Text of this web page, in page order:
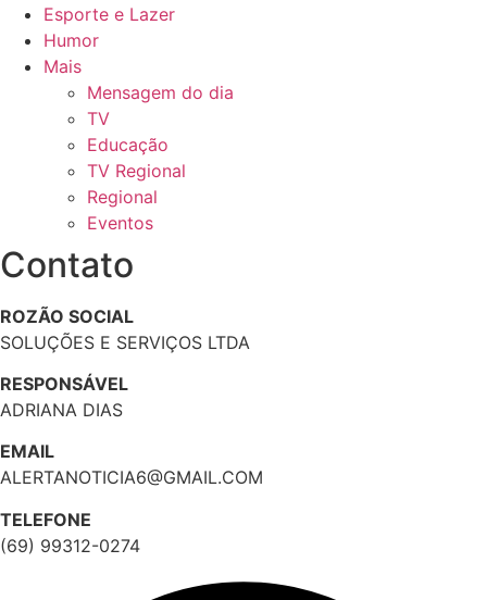
Esporte e Lazer
Humor
Mais
Mensagem do dia
TV
Educação
TV Regional
Regional
Eventos
Contato
ROZÃO SOCIAL
SOLUÇÕES E SERVIÇOS LTDA
RESPONSÁVEL
ADRIANA DIAS
EMAIL
ALERTANOTICIA6@GMAIL.COM
TELEFONE
(69) 99312-0274